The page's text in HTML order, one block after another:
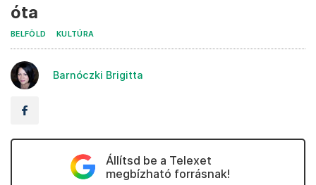
óta
BELFÖLD KULTÚRA
Barnóczki Brigitta
Állítsd be a Telexet
megbízható forrásnak!